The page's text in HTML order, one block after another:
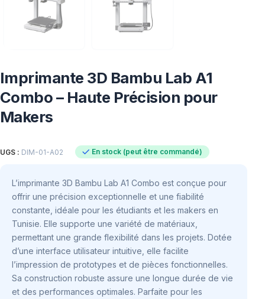
Imprimante 3D Bambu Lab A1
Combo – Haute Précision pour
Makers
UGS : DIM-01-A02 En stock (peut être commandé)
L’imprimante 3D Bambu Lab A1 Combo est conçue pour
offrir une précision exceptionnelle et une fiabilité
constante, idéale pour les étudiants et les makers en
Tunisie. Elle supporte une variété de matériaux,
permettant une grande flexibilité dans les projets. Dotée
d’une interface utilisateur intuitive, elle facilite
l’impression de prototypes et de pièces fonctionnelles.
Sa construction robuste assure une longue durée de vie
et des performances optimales. Parfaite pour les